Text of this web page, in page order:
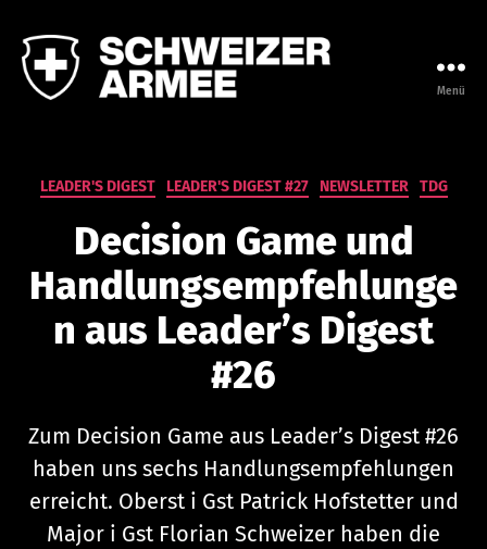
Armee
Menü
Kategorien
LEADER'S DIGEST LEADER'S DIGEST #27 NEWSLETTER TDG
Decision Game und
Handlungsempfehlunge
n aus Leader’s Digest
#26
Zum Decision Game aus Leader’s Digest #26
haben uns sechs Handlungsempfehlungen
erreicht. Oberst i Gst Patrick Hofstetter und
Major i Gst Florian Schweizer haben die
V
o
n
n
a